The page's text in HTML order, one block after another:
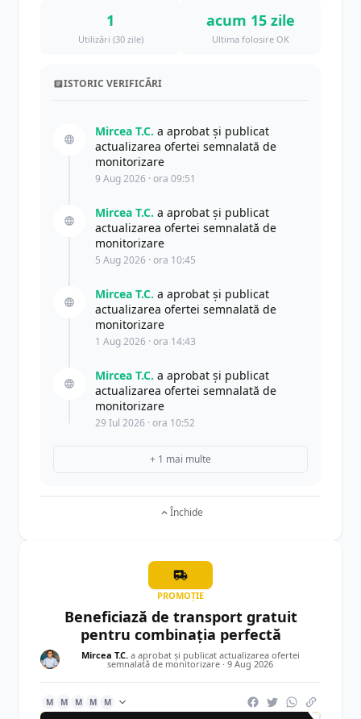
1
Utilizări (30 zile)
acum 15 zile
Ultima folosire OK
ISTORIC VERIFICĂRI
Mircea T.C. a aprobat și publicat
actualizarea ofertei semnalată de
monitorizare
9 Aug 2026 · ora 09:51
Mircea T.C. a aprobat și publicat
actualizarea ofertei semnalată de
monitorizare
5 Aug 2026 · ora 10:45
Mircea T.C. a aprobat și publicat
actualizarea ofertei semnalată de
monitorizare
1 Aug 2026 · ora 14:43
Mircea T.C. a aprobat și publicat
actualizarea ofertei semnalată de
monitorizare
29 Iul 2026 · ora 10:52
+ 1 mai multe
Închide
PROMOȚIE
Beneficiază de transport gratuit
pentru combinația perfectă
Mircea T.C. a aprobat și publicat actualizarea ofertei
semnalată de monitorizare · 9 Aug 2026
M M M M M